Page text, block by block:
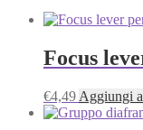
Focus
€4,49 Aggiungi